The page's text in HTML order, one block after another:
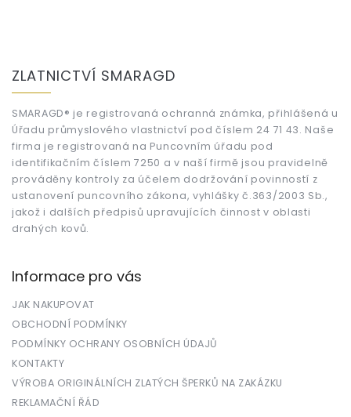
ZLATNICTVÍ SMARAGD
SMARAGD® je registrovaná ochranná známka, přihlášená u
Úřadu průmyslového vlastnictví pod číslem 24 71 43. Naše
firma je registrovaná na Puncovním úřadu pod
identifikačním číslem 7250 a v naší firmě jsou pravidelně
prováděny kontroly za účelem dodržování povinností z
ustanovení puncovního zákona, vyhlášky č.363/2003 Sb.,
jakož i dalších předpisů upravujících činnost v oblasti
drahých kovů.
Informace pro vás
JAK NAKUPOVAT
OBCHODNÍ PODMÍNKY
PODMÍNKY OCHRANY OSOBNÍCH ÚDAJŮ
KONTAKTY
VÝROBA ORIGINÁLNÍCH ZLATÝCH ŠPERKŮ NA ZAKÁZKU
REKLAMAČNÍ ŘÁD